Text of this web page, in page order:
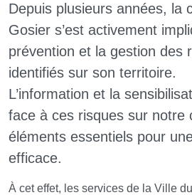
Depuis plusieurs années, la
Gosier s’est activement
prévention et la gestion des
identifiés sur son territoire.
L’information et la
face à ces risques sur notre
éléments essentiels pour
efficace.
À cet effet, les services de la Ville